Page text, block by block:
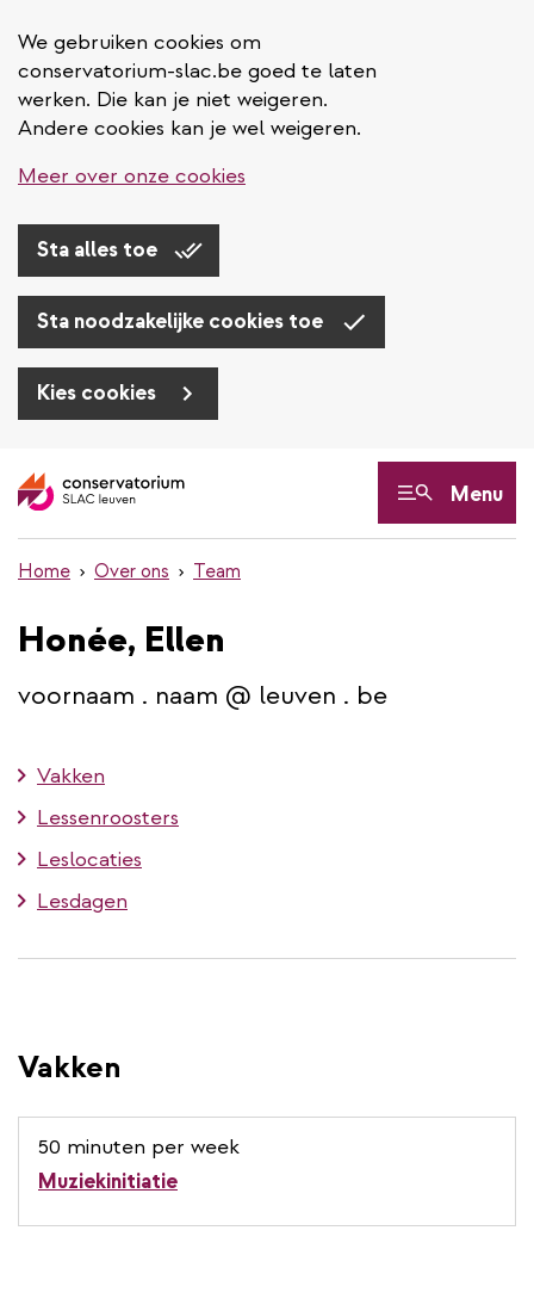
We gebruiken cookies om
conservatorium-slac.be goed te laten
werken. Die kan je niet weigeren.
Andere cookies kan je wel weigeren.
Meer over onze cookies
Sta alles toe
Sta noodzakelijke cookies toe
Kies cookies
en
inhoud
Menu
Home Over ons Team
Honée, Ellen
voornaam . naam @ leuven . be
Vakken
Lessenroosters
Leslocaties
Lesdagen
Vakken
50 minuten per week
Muziekinitiatie